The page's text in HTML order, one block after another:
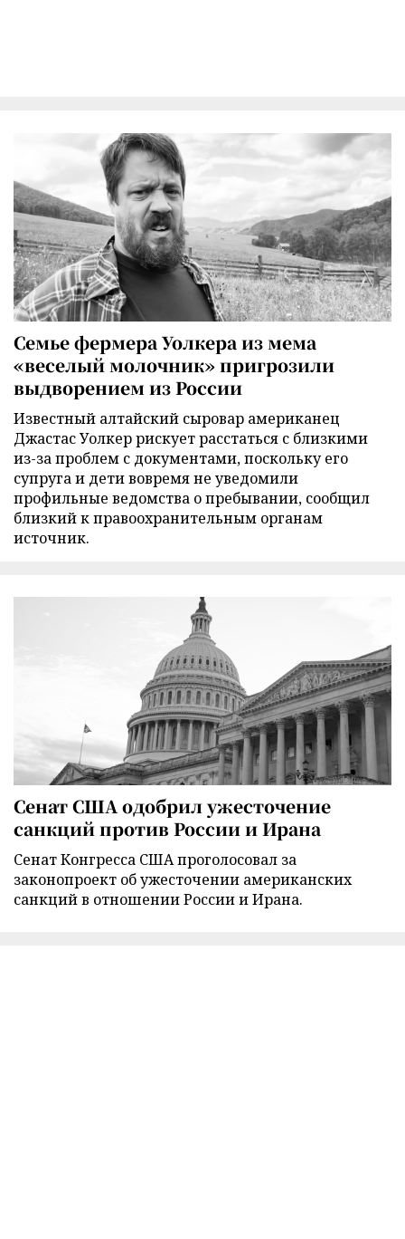
Семье фермера Уолкера из мема
«веселый молочник» пригрозили
выдворением из России
Известный алтайский сыровар американец
Джастас Уолкер рискует расстаться с близкими
из-за проблем с документами, поскольку его
супруга и дети вовремя не уведомили
профильные ведомства о пребывании, сообщил
близкий к правоохранительным органам
источник.
Сенат США одобрил ужесточение
санкций против России и Ирана
Сенат Конгресса США проголосовал за
законопроект об ужесточении американских
санкций в отношении России и Ирана.